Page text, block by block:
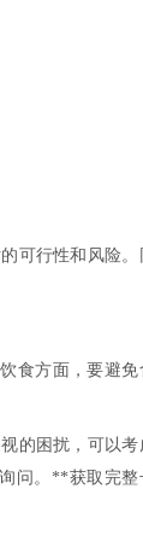
可行性和风险。
食方面，要避免
的困扰，可以考
问。 **获取完整